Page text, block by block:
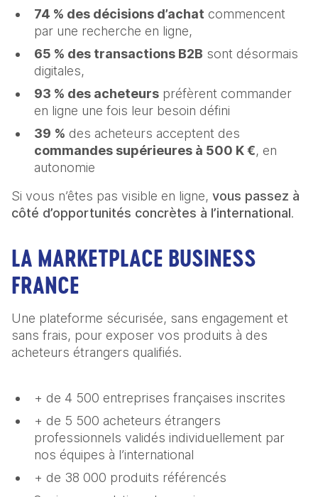
74 % des décisions d’achat commencent
par une recherche en ligne,
65 % des transactions B2B sont désormais
digitales,
93 % des acheteurs préfèrent commander
en ligne une fois leur besoin défini
39 % des acheteurs acceptent des
commandes supérieures à 500 K €, en
autonomie
Si vous n’êtes pas visible en ligne, vous passez à
côté d’opportunités concrètes à l’international.
LA MARKETPLACE BUSINESS
FRANCE
Une plateforme sécurisée, sans engagement et
sans frais, pour exposer vos produits à des
acheteurs étrangers qualifiés.
+ de 4 500 entreprises françaises inscrites
+ de 5 500 acheteurs étrangers
professionnels validés individuellement par
nos équipes à l’international
+ de 38 000 produits référencés